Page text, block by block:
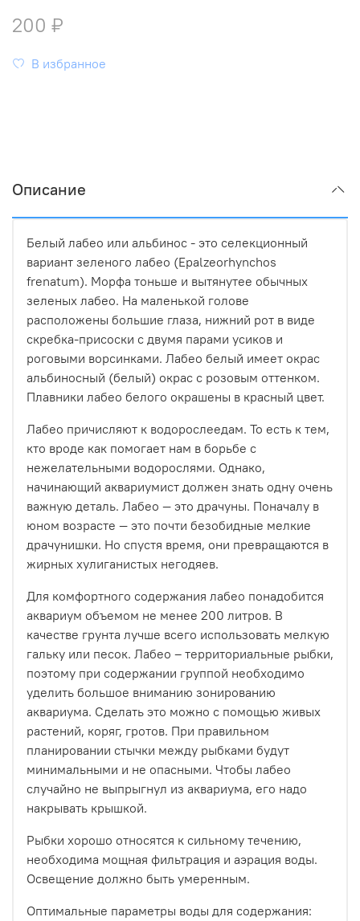
200 ₽
В избранное
Описание
Белый лабео или альбинос - это селекционный
вариант зеленого лабео (Epalzeorhynchos
frenatum). Морфа тоньше и вытянутее обычных
зеленых лабео. На маленькой голове
расположены большие глаза, нижний рот в виде
скребка-присоски с двумя парами усиков и
роговыми ворсинками. Лабео белый имеет окрас
альбиносный (белый) окрас с розовым оттенком.
Плавники лабео белого окрашены в красный цвет.
Лабео причисляют к водорослеедам. То есть к тем,
кто вроде как помогает нам в борьбе с
нежелательными водорослями. Однако,
начинающий аквариумист должен знать одну очень
важную деталь. Лабео — это драчуны. Поначалу в
юном возрасте — это почти безобидные мелкие
драчунишки. Но спустя время, они превращаются в
жирных хулиганистых негодяев.
Для комфортного содержания лабео понадобится
аквариум объемом не менее 200 литров. В
качестве грунта лучше всего использовать мелкую
гальку или песок. Лабео – территориальные рыбки,
поэтому при содержании группой необходимо
уделить большое вниманию зонированию
аквариума. Сделать это можно с помощью живых
растений, коряг, гротов. При правильном
планировании стычки между рыбками будут
минимальными и не опасными. Чтобы лабео
случайно не выпрыгнул из аквариума, его надо
накрывать крышкой.
Рыбки хорошо относятся к сильному течению,
необходима мощная фильтрация и аэрация воды.
Освещение должно быть умеренным.
Оптимальные параметры воды для содержания: